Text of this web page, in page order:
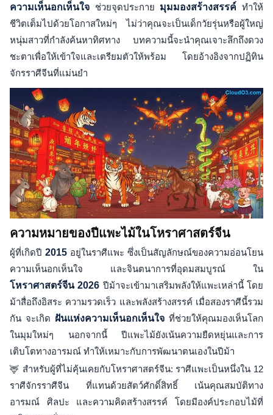
ความเห็นอกเห็นใจ ช่วยจุดประกาย มุมมองสร้างสรรค์ ทำให้
ชีวิตเต็มไปด้วยโอกาสใหม่ๆ ไม่ว่าคุณจะเป็นเด็กวัยรุ่นหรือผู้ใหญ่
หนุ่มสาวที่กำลังค้นหาทิศทาง บทความนี้จะนำคุณเจาะลึกถึงดวง
ชะตาเพื่อให้เข้าใจและเตรียมตัวให้พร้อม โดยอ้างอิงจากปฏิทิน
จักรราศีจีนที่แม่นยำ
ความหมายของปีแพะไม้ในโหราศาสตร์จีน
ผู้ที่เกิดปี 2015 อยู่ในราศีแพะ ซึ่งเป็นสัญลักษณ์ของความอ่อนโยน
ความเห็นอกเห็นใจ และจินตนาการที่อุดมสมบูรณ์ ใน
โหราศาสตร์จีน 2026 ปีม้าจะเข้ามาเสริมพลังให้แพะเหล่านี้ โดย
ม้าสื่อถึงอิสระ ความรวดเร็ว และพลังสร้างสรรค์ เมื่อสองราศีนี้รวม
กัน จะเกิด ฝันแห่งความเห็นอกเห็นใจ ที่ช่วยให้คุณมองเห็นโลก
ในมุมใหม่ๆ นอกจากนี้ ปีแพะไม้ยังเน้นความยืดหยุ่นและการ
เติบโตทางอารมณ์ ทำให้เหมาะกับการพัฒนาตนเองในปีม้า
🦌 สำหรับผู้ที่ไม่คุ้นเคยกับโหราศาสตร์จีน: ราศีแพะเป็นหนึ่งใน 12
ราศีจักรราศีจีน ที่แทนด้วยสัตว์ศักดิ์สิทธิ์ เน้นคุณสมบัติทาง
อารมณ์ ศิลปะ และความคิดสร้างสรรค์ โดยมีองค์ประกอบไม้ที่